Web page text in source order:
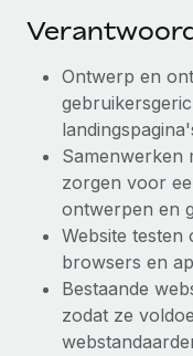
Apparaatbeheer
Entiteiten
Stel snel
Mobiliteit en
Plaats
Secundaire
Eenvoudig
beheren
Global Payroll
Contractor
Belastingen
Naar de blog
BLOG
integraties en
Ontwerp en
Samenwerken
zorgen voor
ontwerpen en
Website testen
browsers en
Bestaande
zodat ze